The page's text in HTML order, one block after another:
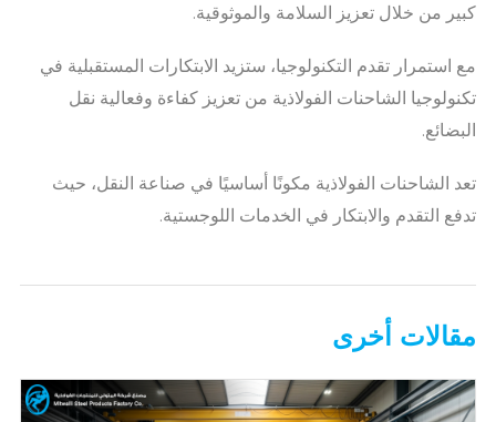
كبير من خلال تعزيز السلامة والموثوقية.
مع استمرار تقدم التكنولوجيا، ستزيد الابتكارات المستقبلية في
تكنولوجيا الشاحنات الفولاذية من تعزيز كفاءة وفعالية نقل
البضائع.
تعد الشاحنات الفولاذية مكونًا أساسيًا في صناعة النقل، حيث
تدفع التقدم والابتكار في الخدمات اللوجستية.
مقالات أخرى